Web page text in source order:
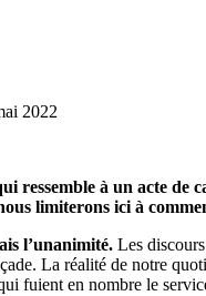
2022
à un acte de
limiterons ici à
l’unanimité. Les
La réalité de notre
fuient en nombre le